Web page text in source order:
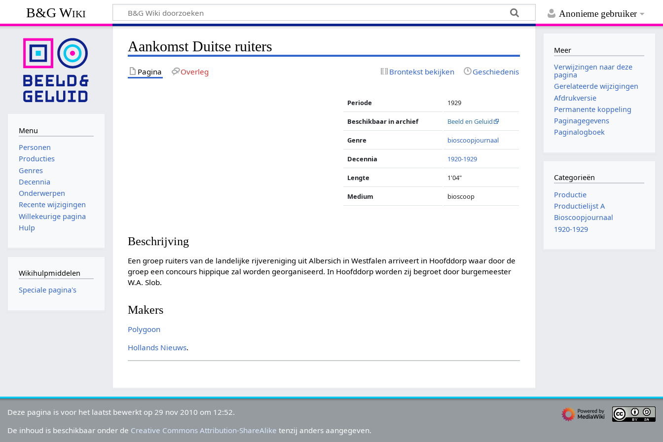
Anonieme gebruiker
B&G Wiki
Aankomst Duitse ruiters
Pagina Overleg Brontekst bekijken Geschiedenis
Periode 1929
Beschikbaar in archief Beeld en Geluid
Genre bioscoopjournaal
Decennia 1920-1929
Lengte 1'04"
Medium bioscoop
Beschrijving
Een groep ruiters van de landelijke rijvereniging uit Albersich in Westfalen arriveert in Hoofddorp waar door de
groep een concours hippique zal worden georganiseerd. In Hoofddorp worden zij begroet door burgemeester
W.A. Slob.
Makers
Polygoon
Hollands Nieuws.
Menu
Personen
Producties
Genres
Decennia
Onderwerpen
Recente wijzigingen
Willekeurige pagina
Hulp
Wikihulpmiddelen
Speciale pagina's
Meer
Verwijzingen naar deze
pagina
Gerelateerde wijzigingen
Afdrukversie
Permanente koppeling
Paginagegevens
Paginalogboek
Categorieën
Productie
Productielijst A
Bioscoopjournaal
1920-1929
Deze pagina is voor het laatst bewerkt op 29 nov 2010 om 12:52.
De inhoud is beschikbaar onder de Creative Commons Attribution-ShareAlike tenzij anders aangegeven.